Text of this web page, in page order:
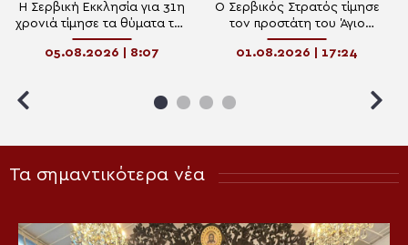
Η Σερβική Εκκλησία για 31η
χρονιά τίμησε τα θύματα της
“Καταιγίδας” – Το μήνυμα
ειρήνης, σεβασμού και
05.08.2026 | 8:07
Ο Σερβικός Στρατός τίμησε
τον προστάτη του Άγιο
Στέφανο
01.08.2026 | 17:24
Τα σημαντικότερα νέα